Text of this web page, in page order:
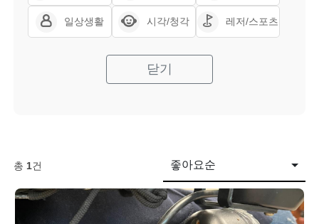
일상생활 시각/청각 레저/스포츠
닫기
총 1건 좋아요순